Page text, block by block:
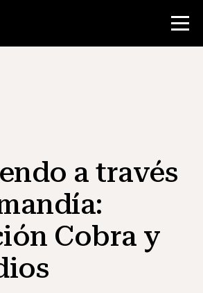
maestros
para el aula
Habilidades de
a estudiantes de NHD
a través
Cobra y